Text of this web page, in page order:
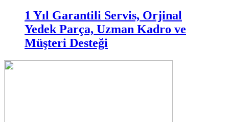
1 Yıl Garantili Servis, Orjinal
Yedek Parça, Uzman Kadro ve
Müşteri Desteği